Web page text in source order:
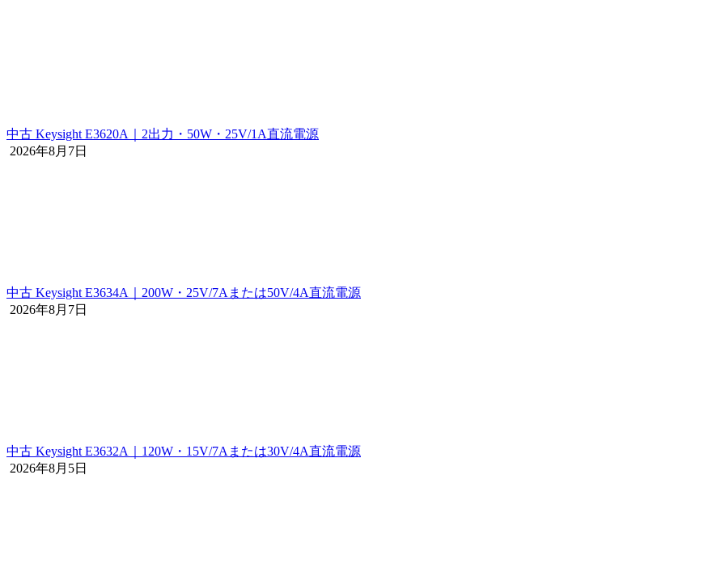
中古 Keysight E3620A｜2出力・50W・25V/1A直流電源
2026年8月7日
中古 Keysight E3634A｜200W・25V/7Aまたは50V/4A直流電源
2026年8月7日
中古 Keysight E3632A｜120W・15V/7Aまたは30V/4A直流電源
2026年8月5日